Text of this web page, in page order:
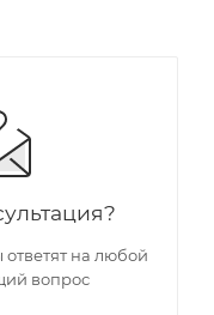
на любой
вопрос